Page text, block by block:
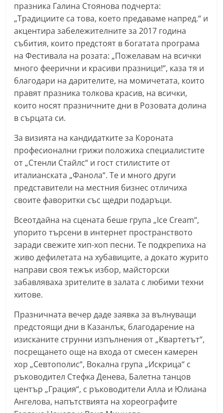
празника Галина Стоянова подчерта:
„Традициите са това, което предаваме напред.“ и
акцентира забележителните за 2017 година
събития, които предстоят в богатата програма
на Фестивала на розата: „Пожелавам на всички
много феерични и красиви празници!“, каза тя и
благодари на дарителите, на момичетата, които
правят празника толкова красив, на всички,
които носят празничните дни в Розовата долина
в сърцата си.
За визията на кандидатките за Короната
професионални грижи положиха специалистите
от „Стенли Стайлс“ и гост стилистите от
италианската „Фанола“. Те и много други
представители на местния бизнес отличиха
своите фаворитки със щедри подаръци.
Всеотдайна на сцената беше група „Ice Cream“,
упорито търсени в интернет пространството
заради свежите хип-хоп песни. Те подкрепиха на
живо дефилетата на хубавиците, а докато журито
направи своя тежък избор, майсторски
забавляваха зрителите в залата с любими техни
хитове.
Празничната вечер даде заявка за вълнуващи
предстоящи дни в Казанлък, благодарение на
изисканите струнни изпълнения от „Квартетът“,
посрещането още на входа от смесен камерен
хор „Севтополис“, Вокална група „Искрица“ с
ръководител Стефка Денева, Балетна танцов
център „Грация“, с ръководители Алла и Юлиана
Ангелова, напътствията на хореографите